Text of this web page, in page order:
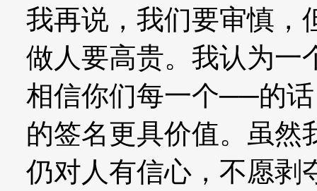
我再说，我们要审慎，
做人要高贵。我认为
相信你们每一个──的
的签名更具价值。虽然
仍对人有信心，不愿剥